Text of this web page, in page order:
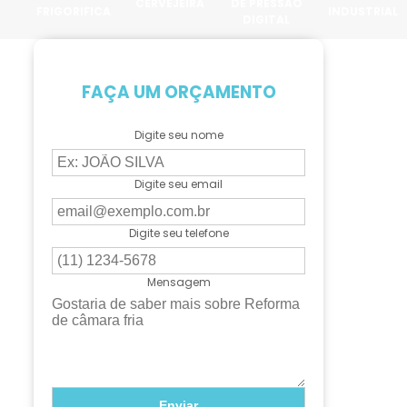
FAÇA UM ORÇAMENTO
Digite seu nome
Digite seu email
Digite seu telefone
Mensagem